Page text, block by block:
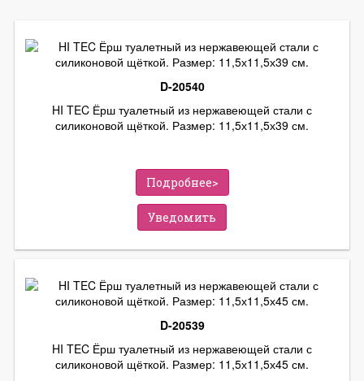
D-20540
HI TEC Ёрш туалетный из нержавеющей стали с
силиконовой щёткой. Размер: 11,5х11,5х39 см.
Подробнее>
Уведомить
D-20539
HI TEC Ёрш туалетный из нержавеющей стали с
силиконовой щёткой. Размер: 11,5х11,5х45 см.